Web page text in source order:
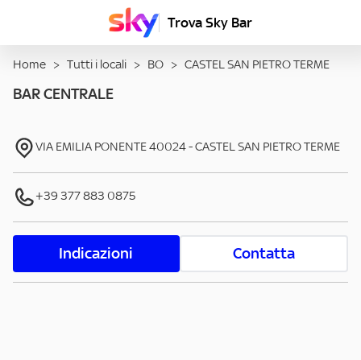
Trova Sky Bar
Home > Tutti i locali > BO > CASTEL SAN PIETRO TERME
BAR CENTRALE
VIA EMILIA PONENTE40024-CASTEL SAN PIETRO TERME
+39 377 883 0875
Indicazioni Contatta